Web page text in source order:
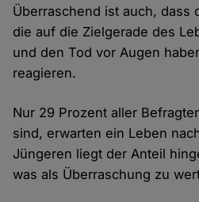
Überraschend ist auch, dass
die auf die Zielgerade des
und den Tod vor Augen
reagieren.
Nur 29 Prozent aller
sind, erwarten ein Leben
Jüngeren liegt der Anteil
was als Überraschung zu